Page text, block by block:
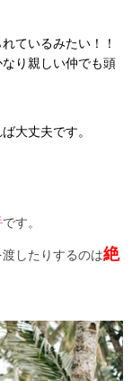
ているみたい！！
り親しい仲でも頭
大丈夫です。
です。
したりするのは絶